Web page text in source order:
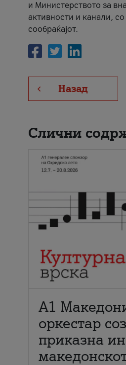
и Министерството за
активности и канали,
сообраќајот.
Назад
Слични
А1
оркестар
приказна